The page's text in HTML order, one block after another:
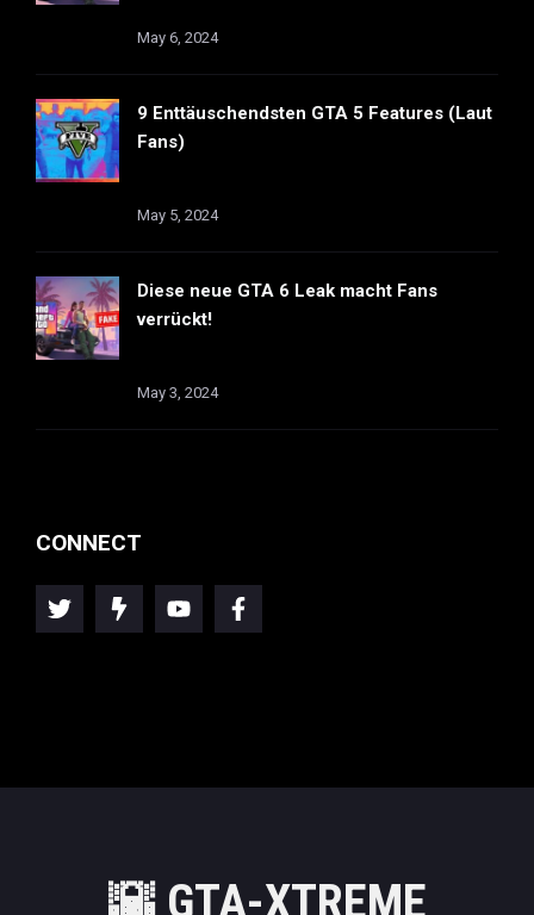
May 6, 2024
9 Enttäuschendsten GTA 5 Features (Laut
Fans)
May 5, 2024
Diese neue GTA 6 Leak macht Fans
verrückt!
May 3, 2024
CONNECT
🌇GTA-XTREME